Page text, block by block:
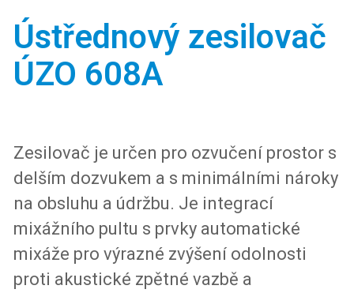
Ústřednový zesilovač
ÚZO 608A
Zesilovač je určen pro ozvučení prostor s
delším dozvukem a s minimálními nároky
na obsluhu a údržbu. Je integrací
mixážního pultu s prvky automatické
mixáže pro výrazné zvýšení odolnosti
proti akustické zpětné vazbě a